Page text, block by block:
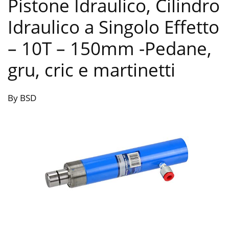
Pistone Idraulico, Cilindro
Idraulico a Singolo Effetto
– 10T – 150mm -Pedane,
gru, cric e martinetti
By BSD